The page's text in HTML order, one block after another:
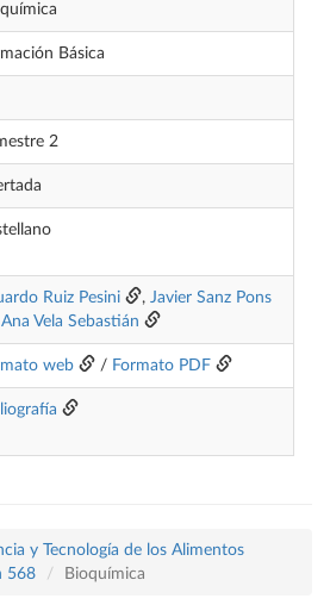
Básica
2
Ruiz Pesini , Javier Sanz Pons
Ana Vela Sebastián
web / Formato PDF
y Tecnología de los Alimentos
568
Bioquímica